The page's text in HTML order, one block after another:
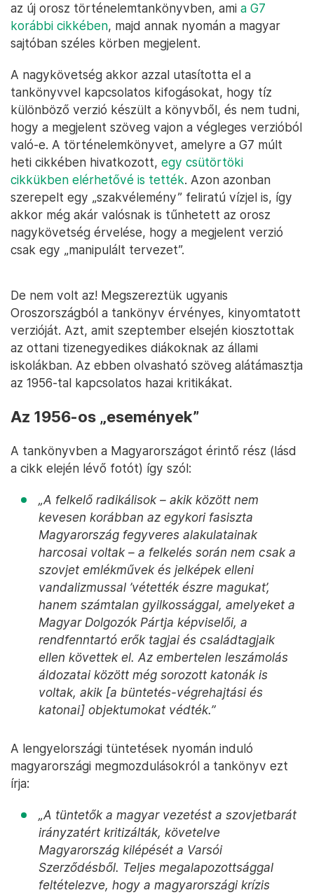
az új orosz történelemtankönyvben, ami a G7
korábbi cikkében, majd annak nyomán a magyar
sajtóban széles körben megjelent.
A nagykövetség akkor azzal utasította el a
tankönyvvel kapcsolatos kifogásokat, hogy tíz
különböző verzió készült a könyvből, és nem tudni,
hogy a megjelent szöveg vajon a végleges verzióból
való-e. A történelemkönyvet, amelyre a G7 múlt
heti cikkében hivatkozott, egy csütörtöki
cikkükben elérhetővé is tették. Azon azonban
szerepelt egy „szakvélemény” feliratú vízjel is, így
akkor még akár valósnak is tűnhetett az orosz
nagykövetség érvelése, hogy a megjelent verzió
csak egy „manipulált tervezet”.
De nem volt az! Megszereztük ugyanis
Oroszországból a tankönyv érvényes, kinyomtatott
verzióját. Azt, amit szeptember elsején kiosztottak
az ottani tizenegyedikes diákoknak az állami
iskolákban. Az ebben olvasható szöveg alátámasztja
az 1956-tal kapcsolatos hazai kritikákat.
Az 1956-os „események”
A tankönyvben a Magyarországot érintő rész (lásd
a cikk elején lévő fotót) így szól:
„A felkelő radikálisok – akik között nem
kevesen korábban az egykori fasiszta
Magyarország fegyveres alakulatainak
harcosai voltak – a felkelés során nem csak a
szovjet emlékművek és jelképek elleni
vandalizmussal ’vétették észre magukat’,
hanem számtalan gyilkossággal, amelyeket a
Magyar Dolgozók Pártja képviselői, a
rendfenntartó erők tagjai és családtagjaik
ellen követtek el. Az embertelen leszámolás
áldozatai között még sorozott katonák is
voltak, akik [a büntetés-végrehajtási és
katonai] objektumokat védték.”
A lengyelországi tüntetések nyomán induló
magyarországi megmozdulásokról a tankönyv ezt
írja:
„A tüntetők a magyar vezetést a szovjetbarát
irányzatért kritizálták, követelve
Magyarország kilépését a Varsói
Szerződésből. Teljes megalapozottsággal
feltételezve, hogy a magyarországi krízis